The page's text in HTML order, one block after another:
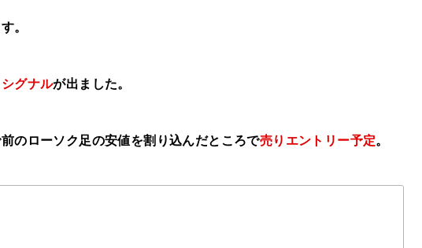
。
グナルが出ました。
のローソク足の安値を割り込んだところで売り エントリー予定。